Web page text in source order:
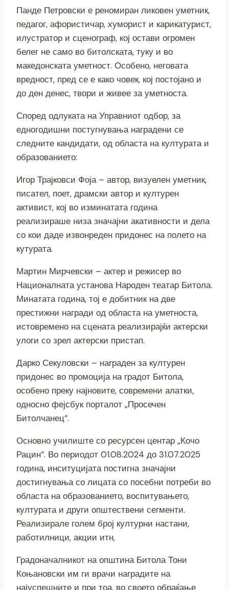
Панде Петровски е реномиран ликовен уметник,
педагог, афористичар, хуморист и карикатурист,
илустратор и сценограф, кој остави огромен
белег не само во битолската, туку и во
македонската уметност. Особено, неговата
вредност, пред се е како човек, кој постојано и
до ден денес, твори и живее за уметноста.
Според одлуката на Управниот одбор, за
едногодишни постугнувања наградени се
следните кандидати, од областа на културата и
образованието:
Игор Трајковси Фоја – автор, визуелен уметник,
писател, поет, драмски автор и културен
активист, кој во изминатата година
реализираше низа значајни акативности и дела
со кои даде извонреден придонес на полето на
кутурата.
Мартин Мирчевски – актер и режисер во
Националната установа Народен театар Битола.
Минатата година, тој е добитник на две
престижни награди од областа на уметноста,
истовремено на сцената реализирајќи актерски
улоги со зрел актерски пристап.
Дарко Секуловски – награден за културен
придонес во промоција на градот Битола,
особено преку најновите, современи алатки,
односно фејсбук порталот „Просечен
Битолчанец“.
Основно училиште со ресурсен центар „Кочо
Рацин“. Во периодот 01.08.2024 до 31.07.2025
година, инситуцијата постигна значајни
достигнувања со лицата со посебни потреби во
областа на образованието, воспитувањето,
културата и други општествени сегменти.
Реализирале голем број културни настани,
работилници, акции итн,
Градоначалникот на општина Битола Тони
Коњановски им ги врачи наградите на
најуспешните и при тоа, во своето обраќање